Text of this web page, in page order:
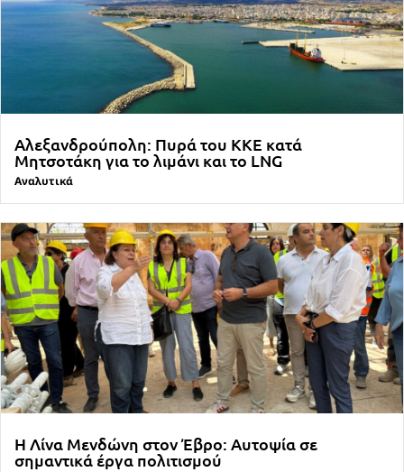
Αλεξανδρούπολη: Πυρά του ΚΚΕ κατά
Μητσοτάκη για το λιμάνι και το LNG
Αναλυτικά
Η Λίνα Μενδώνη στον Έβρο: Αυτοψία σε
σημαντικά έργα πολιτισμού